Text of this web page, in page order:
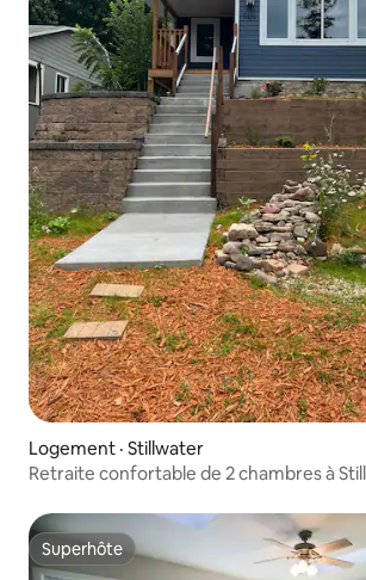
Logement · Stillwater
Retraite confortable de 2 chambres à
Superhôte
Superhôte